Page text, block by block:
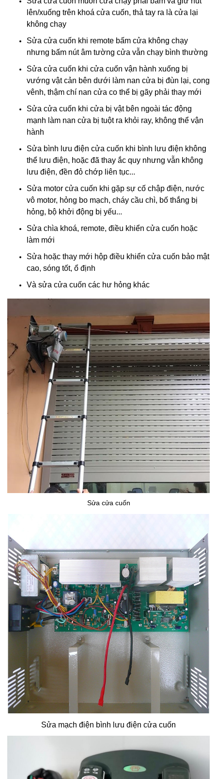
lên/xuống trên khoá cửa cuốn, thả tay ra là cửa lại
không chạy
Sửa cửa cuốn khi remote bấm cửa không chạy
nhưng bấm nút âm tường cửa vẫn chạy bình thường
Sửa cửa cuốn khi cửa cuốn vận hành xuống bị
vướng vật cản bên dưới làm nan cửa bị đùn lại, cong
vênh, thậm chí nan cửa co thể bị gãy phải thay mới
Sửa cửa cuốn khi cửa bị vật bên ngoài tác động
mạnh làm nan cửa bị tuột ra khỏi ray, không thể vận
hành
Sửa bình lưu điện cửa cuốn khi bình lưu điện không
thể lưu điện, hoặc đã thay ắc quy nhưng vẫn không
lưu điện, đền đỏ chớp liên tục...
Sửa motor cửa cuốn khi gặp sự cố chập điện, nước
vô motor, hỏng bo mạch, cháy cầu chì, bố thắng bị
hỏng, bộ khởi động bị yếu...
Sửa chìa khoá, remote, điều khiển cửa cuốn hoặc
làm mới
Sửa hoặc thay mới hộp điều khiển cửa cuốn bảo mật
cao, sóng tốt, ổ định
Và sửa cửa cuốn các hư hỏng khác
Sửa cửa cuốn
Sửa mạch điện bình lưu điện cửa cuốn